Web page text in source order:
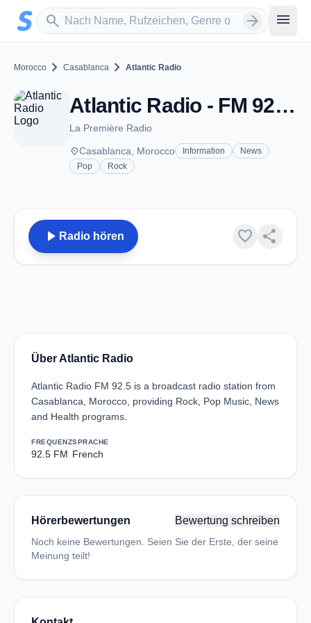
Zum Hauptinhalt springen
search
Sender suchen arrow_forward menu
Morocco chevron_right Casablanca chevron_right Atlantic Radio
Atlantic Radio - FM 92.5 - Casablanca
La Première Radio
placeCasablanca, Morocco Information
News
Pop
Rock
play_arrow Radio hören favorite share
Über Atlantic Radio
Atlantic Radio FM 92.5 is a broadcast radio station from
Casablanca, Morocco, providing Rock, Pop Music, News
and Health programs.
FREQUENZ
92.5 FM
SPRACHE
French
Hörerbewertungen Bewertung schreiben
Noch keine Bewertungen. Seien Sie der Erste, der seine
Meinung teilt!